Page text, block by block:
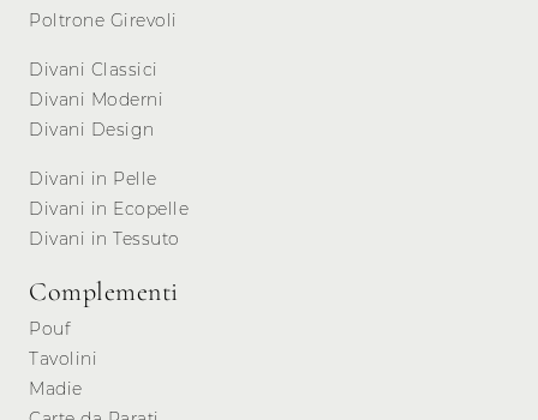
Poltrone Girevoli
Divani Classici
Divani Moderni
Divani Design
Divani in Pelle
Divani in Ecopelle
Divani in Tessuto
Complementi
Pouf
Tavolini
Madie